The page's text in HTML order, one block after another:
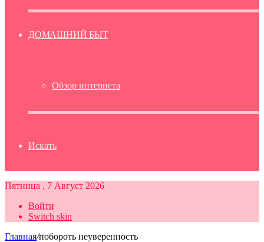
ДОМАШНИЙ БЫТ
Обзор интернета
Искать
Пятница , 7 Август 2026
Войти
Switch skin
Главная/побороть неуверенность